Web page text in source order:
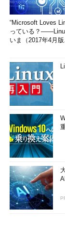
“Microsoft Loves
っている？
いま（2017年4月